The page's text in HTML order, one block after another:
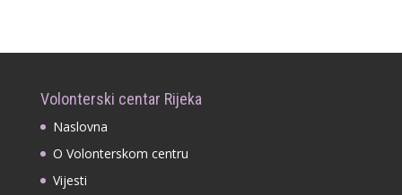
Volonterski centar Rijeka
Naslovna
O Volonterskom centru
Vijesti